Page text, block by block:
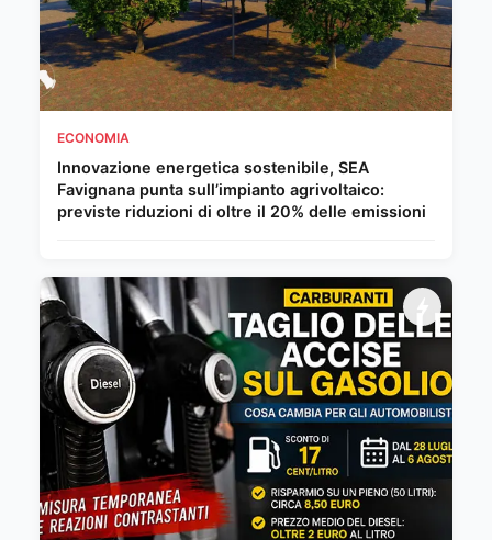
ECONOMIA
Innovazione energetica sostenibile, SEA
Favignana punta sull’impianto agrivoltaico:
previste riduzioni di oltre il 20% delle emissioni